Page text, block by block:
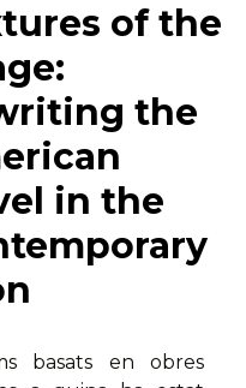
of the
the
in the
basats en obres